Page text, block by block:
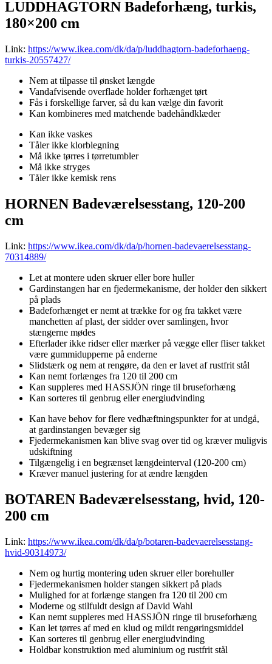
LUDDHAGTORN Badeforhæng, turkis,
180×200 cm
Link: https://www.ikea.com/dk/da/p/luddhagtorn-badeforhaeng-
turkis-20557427/
Nem at tilpasse til ønsket længde
Vandafvisende overflade holder forhænget tørt
Fås i forskellige farver, så du kan vælge din favorit
Kan kombineres med matchende badehåndklæder
Kan ikke vaskes
Tåler ikke klorblegning
Må ikke tørres i tørretumbler
Må ikke stryges
Tåler ikke kemisk rens
HORNEN Badeværelsesstang, 120-200
cm
Link: https://www.ikea.com/dk/da/p/hornen-badevaerelsesstang-
70314889/
Let at montere uden skruer eller bore huller
Gardinstangen har en fjedermekanisme, der holder den sikkert
på plads
Badeforhænget er nemt at trække for og fra takket være
manchetten af plast, der sidder over samlingen, hvor
stængerne mødes
Efterlader ikke ridser eller mærker på vægge eller fliser takket
være gummidupperne på enderne
Slidstærk og nem at rengøre, da den er lavet af rustfrit stål
Kan nemt forlænges fra 120 til 200 cm
Kan suppleres med HASSJÖN ringe til bruseforhæng
Kan sorteres til genbrug eller energiudvinding
Kan have behov for flere vedhæftningspunkter for at undgå,
at gardinstangen bevæger sig
Fjedermekanismen kan blive svag over tid og kræver muligvis
udskiftning
Tilgængelig i en begrænset længdeinterval (120-200 cm)
Kræver manuel justering for at ændre længden
BOTAREN Badeværelsesstang, hvid, 120-
200 cm
Link: https://www.ikea.com/dk/da/p/botaren-badevaerelsesstang-
hvid-90314973/
Nem og hurtig montering uden skruer eller borehuller
Fjedermekanismen holder stangen sikkert på plads
Mulighed for at forlænge stangen fra 120 til 200 cm
Moderne og stilfuldt design af David Wahl
Kan nemt suppleres med HASSJÖN ringe til bruseforhæng
Kan let tørres af med en klud og mildt rengøringsmiddel
Kan sorteres til genbrug eller energiudvinding
Holdbar konstruktion med aluminium og rustfrit stål